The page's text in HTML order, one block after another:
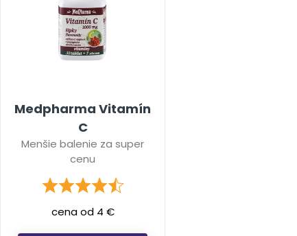
Medpharma Vitamín
C
Menšie balenie za super
cenu
cena od 4 €